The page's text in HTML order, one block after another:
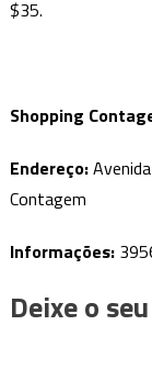
$35.
Shopping
Endereço:
Contagem
Informações:
Deixe o